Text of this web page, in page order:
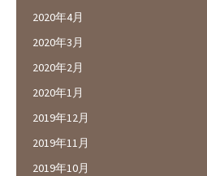
2020年4月
2020年3月
2020年2月
2020年1月
2019年12月
2019年11月
2019年10月